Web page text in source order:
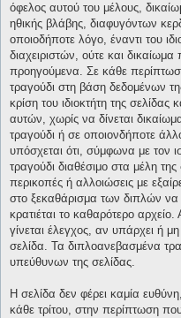
όφελος αυτού του μέλους,
ηθικής βλάβης, διαφυγόντων
οποιοδήποτε λόγο, έναντι του
διαχειριστών, ούτε και
προηγούμενα. Σε κάθε
τραγούδι στη βάση δεδομένων
κρίση του ιδιοκτήτη της σελίδας
αυτών, χωρίς να δίνεται
τραγούδι ή σε οποιονδήποτε
υπόσχεται ότι, σύμφωνα με τον
τραγούδι διαθέσιμο στα μέλη
περικοπές ή αλλοιώσεις με
στο ξεκαθάρισμα των διπλών να
κρατιέται το καθαρότερο αρχείο.
γίνεται έλεγχος, αν υπάρχει ή
σελίδα. Τα διπλοανεβασμένα
υπεύθυνων της σελίδας.
Η σελίδα δεν φέρει καμία
κάθε τρίτου, στην περίπτωση